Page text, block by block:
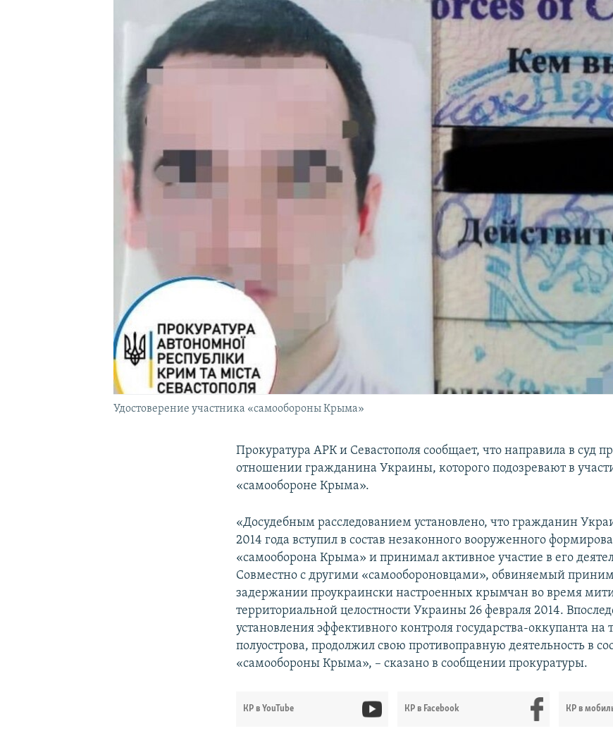
УКРАИНСКАЯ ПРОБЛЕМА КРЫМА
Удостоверение участника «самообороны Крыма»
Прокуратура АРК и Севастополя сообщает, что направила в суд
отношении гражданина Украины, которого подозревают в
«самообороне Крыма».
«Досудебным расследованием установлено, что гражданин
2014 года вступил в состав незаконного вооруженного
«самооборона Крыма» и принимал активное участие в его
Совместно с другими «самообороновцами», обвиняемый
задержании проукраински настроенных крымчан во время
территориальной целостности Украины 26 февраля 2014.
установления эффективного контроля государства-оккупанта на
полуострова, продолжил свою противоправную деятельность в
«самообороны Крыма», – сказано в сообщении прокуратуры.
КР в YouTube КР в Facebook КР в